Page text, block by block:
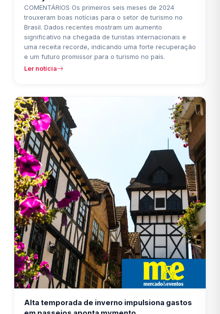
COMENTÁRIOS Os primeiros seis meses de 2024
trouxeram boas notícias para o setor de turismo no
Brasil. Dados recentes mostram um aumento
significativo na chegada de turistas internacionais e
uma receita recorde, indicando uma forte recuperação
e um futuro promissor para o turismo no país.
Ler notícia
Alta temporada de inverno impulsiona gastos